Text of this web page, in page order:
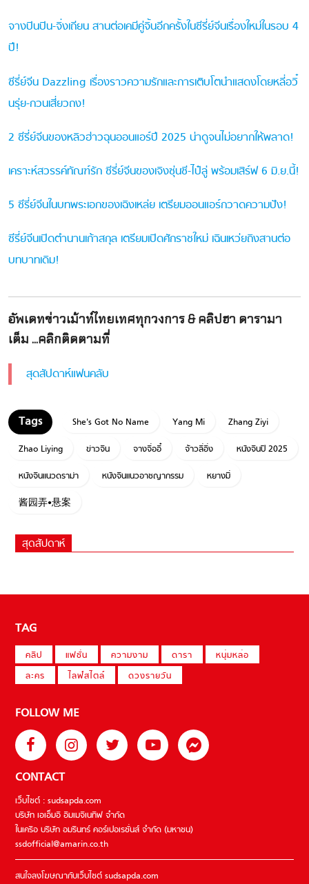
จางปินปิน-จิ่งเถียน สานต่อเคมีคู่จิ้นอีกครั้งในซีรี่ย์จีนเรื่องใหม่ในรอบ 4
ปี!
ซีรี่ย์จีน Dazzling เรื่องราวความรักและการเติบโตนำแสดงโดยหลี่อวิ๋
นรุ่ย-กวนเสี่ยวถง!
2 ซีรี่ย์จีนของหลิวฮ่าวฉุนออนแอร์ปี 2025 น่าดูจนไม่อยากให้พลาด!
เคราะห์สวรรค์ทัณฑ์รัก ซีรี่ย์จีนของเจิงซุ่นซี-ไป๋ลู่ พร้อมเสิร์ฟ 6 มิ.ย.นี้!
5 ซีรี่ย์จีนในบทพระเอกของเฉิงเหล่ย เตรียมออนแอร์กวาดความปัง!
ซีรี่ย์จีนเปิดตำนานเก้าสกุล เตรียมเปิดศักราชใหม่ เฉินเหว่ยถิงสานต่อ
บทบาทเดิม!
อัพเดทข่าวเม้าท์ไทยเทศทุกวงการ & คลิปฮา ดารามา
เต็ม ...คลิกติดตามที่
สุดสัปดาห์แฟนคลับ
She's Got No Name Yang Mi
Zhang Ziyi
Zhao Liying
ข่าวจีน จางจื่ออี๋ จ้าวลี่อิ่ง
หนังจีนปี 2025
หนังจีนแนวดราม่า
หนังจีนแนวอาชญากรรม
หยางมี่
酱园弄•悬案
สุดสัปดาห์
TAG
คลิป แฟชั่น ความงาม ดารา
หนุ่มหล่อ
ละคร
ไลฟ์สไตล์ ดวงรายวัน
FOLLOW ME
CONTACT
เว็บไซต์ : sudsapda.com
บริษัท เอเอ็มอี อิมเมจิเนทีฟ จำกัด
ในเครือ บริษัท อมรินทร์ คอร์เปอเรชั่นส์ จำกัด (มหาชน)
ssdofficial@amarin.co.th
สนใจลงโฆษณากับเว็บไซต์ sudsapda.com